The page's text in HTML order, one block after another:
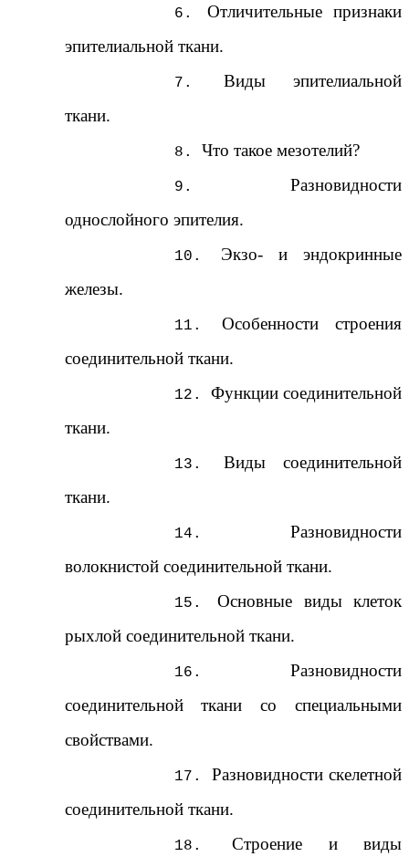
Отличительные признаки
эпителиальной ткани.
Виды эпителиальной
ткани.
Что такое мезотелий?
Разновидности
однослойного эпителия.
Экзо- и эндокринные
железы.
Особенности строения
соединительной ткани.
Функции соединительной
ткани.
Виды соединительной
ткани.
Разновидности
волокнистой соединительной ткани.
Основные виды клеток
рыхлой соединительной ткани.
Разновидности
соединительной ткани со специальными
свойствами.
Разновидности скелетной
соединительной ткани.
Строение и виды